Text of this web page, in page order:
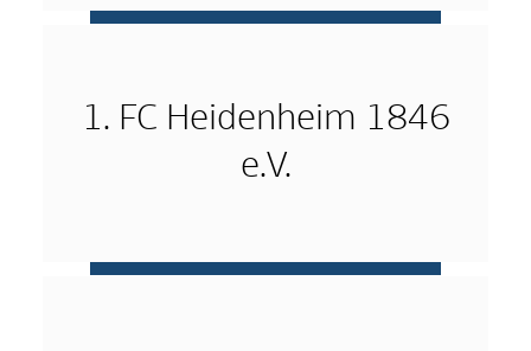
1. FC Heidenheim 1846
e.V.